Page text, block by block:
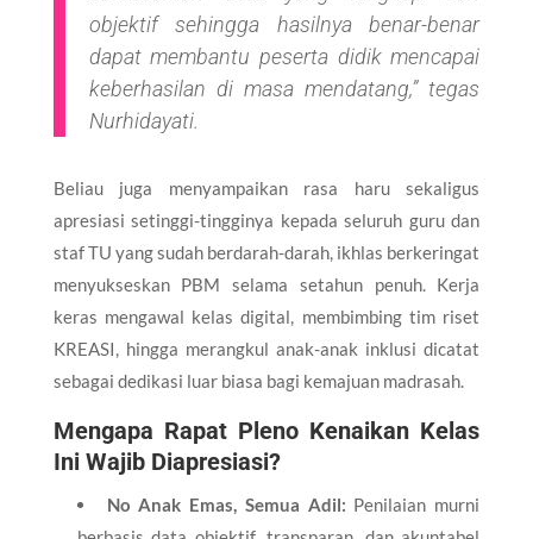
objektif sehingga hasilnya benar-benar
dapat membantu peserta didik mencapai
keberhasilan di masa mendatang,” tegas
Nurhidayati.
Beliau juga menyampaikan rasa haru sekaligus
apresiasi setinggi-tingginya kepada seluruh guru dan
staf TU yang sudah berdarah-darah, ikhlas berkeringat
menyukseskan PBM selama setahun penuh. Kerja
keras mengawal kelas digital, membimbing tim riset
KREASI, hingga merangkul anak-anak inklusi dicatat
sebagai dedikasi luar biasa bagi kemajuan madrasah.
Mengapa Rapat Pleno Kenaikan Kelas
Ini Wajib Diapresiasi?
No Anak Emas, Semua Adil: Penilaian murni